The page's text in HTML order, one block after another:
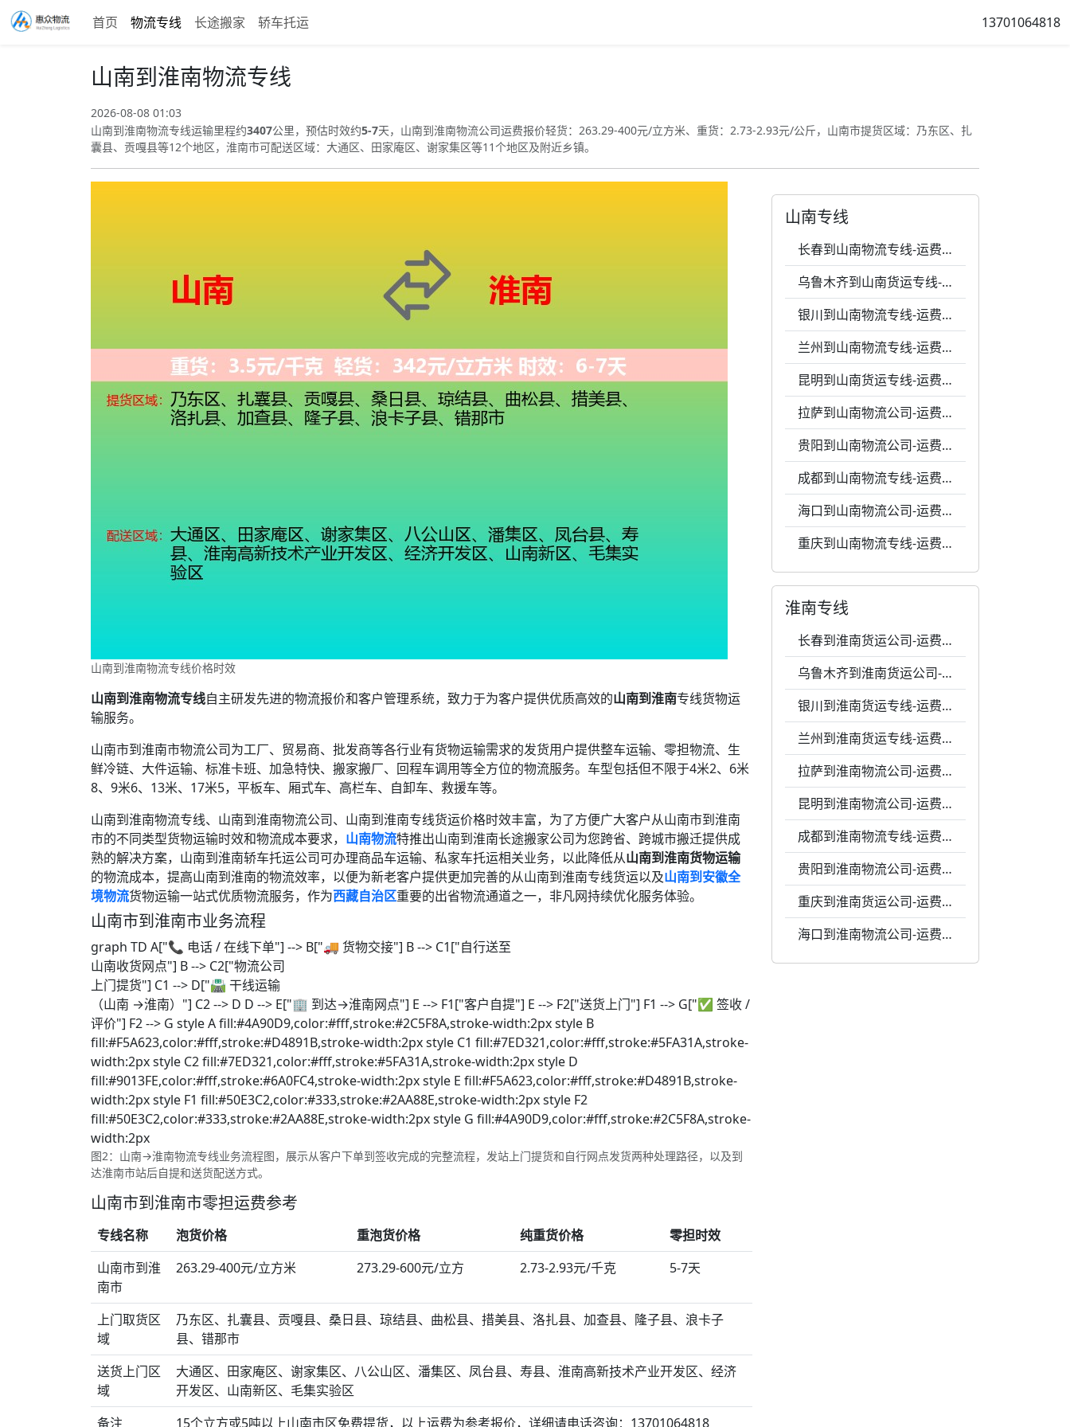
首页 物流专线 长途搬家 轿车托运 13701064818
山南到淮南物流专线
2026-08-08 01:03
山南到淮南物流专线运输里程约3407公里，预估时效约5-7天，山南到淮南物流公司运费报价轻货：263.29-400元/立方米、重货：2.73-2.93元/公斤，山南市提货区域：乃东区、扎
囊县、贡嘎县等12个地区，淮南市可配送区域：大通区、田家庵区、谢家集区等11个地区及附近乡镇。
山南到淮南物流专线价格时效
山南到淮南物流专线自主研发先进的物流报价和客户管理系统，致力于为客户提供优质高效的山南到淮南专线货物运
输服务。
山南市到淮南市物流公司为工厂、贸易商、批发商等各行业有货物运输需求的发货用户提供整车运输、零担物流、生
鲜冷链、大件运输、标准卡班、加急特快、搬家搬厂、回程车调用等全方位的物流服务。车型包括但不限于4米2、6米
8、9米6、13米、17米5，平板车、厢式车、高栏车、自卸车、救援车等。
山南到淮南物流专线、山南到淮南物流公司、山南到淮南专线货运价格时效丰富，为了方便广大客户从山南市到淮南
市的不同类型货物运输时效和物流成本要求， 山南物流特推出山南到淮南长途搬家公司为您跨省、跨城市搬迁提供成
熟的解决方案，山南到淮南轿车托运公司可办理商品车运输、私家车托运相关业务，以此降低从山南到淮南货物运输
的物流成本，提高山南到淮南的物流效率，以便为新老客户提供更加完善的从山南到淮南专线货运以及山南到安徽全
境物流货物运输一站式优质物流服务，作为西藏自治区重要的出省物流通道之一，非凡网持续优化服务体验。
山南市到淮南市业务流程
graph TD A["📞 电话 / 在线下单"] --> B["🚚 货物交接"] B --> C1["自行送至
山南收货网点"] B --> C2["物流公司
上门提货"] C1 --> D["🛣️ 干线运输
（山南 →淮南）"] C2 --> D D --> E["🏢 到达→淮南网点"] E --> F1["客户自提"] E --> F2["送货上门"] F1 --> G["✅ 签收 /
评价"] F2 --> G style A fill:#4A90D9,color:#fff,stroke:#2C5F8A,stroke-width:2px style B
fill:#F5A623,color:#fff,stroke:#D4891B,stroke-width:2px style C1 fill:#7ED321,color:#fff,stroke:#5FA31A,stroke-
width:2px style C2 fill:#7ED321,color:#fff,stroke:#5FA31A,stroke-width:2px style D
fill:#9013FE,color:#fff,stroke:#6A0FC4,stroke-width:2px style E fill:#F5A623,color:#fff,stroke:#D4891B,stroke-
width:2px style F1 fill:#50E3C2,color:#333,stroke:#2AA88E,stroke-width:2px style F2
fill:#50E3C2,color:#333,stroke:#2AA88E,stroke-width:2px style G fill:#4A90D9,color:#fff,stroke:#2C5F8A,stroke-
width:2px
图2：山南→淮南物流专线业务流程图，展示从客户下单到签收完成的完整流程，发站上门提货和自行网点发货两种处理路径，以及到
达淮南市站后自提和送货配送方式。
山南市到淮南市零担运费参考
专线名称 泡货价格 重泡货价格 纯重货价格
零担时效
山南市到淮
南市
263.29-400元/立方米 273.29-600元/立方 2.73-2.93元/千克 5-7天
上门取货区
域
乃东区、扎囊县、贡嘎县、桑日县、琼结县、曲松县、措美县、洛扎县、加查县、隆子县、浪卡子
县、错那市
送货上门区
域
大通区、田家庵区、谢家集区、八公山区、潘集区、凤台县、寿县、淮南高新技术产业开发区、经济
开发区、山南新区、毛集实验区
备注
15个立方或5吨以上山南市区免费提货，以上运费为参考报价，详细请电话咨询：13701064818
山南专线
长春到山南物流专线-运费0.77元一公斤-24小时服务
乌鲁木齐到山南货运专线-运费0.53元每公斤-灵活调度
银川到山南物流专线-运费0.54元1公斤-专业包装
兰州到山南物流专线-运费0.49元1公斤-24小时服务
昆明到山南货运专线-运费0.47元每千克-24小时服务
拉萨到山南物流公司-运费0.31元每公斤-破损包赔
贵阳到山南物流公司-运费0.51元1公斤-全程跟踪
成都到山南物流专线-运费0.47元一公斤-专业包装
海口到山南物流公司-运费0.6元一公斤-全程跟踪
重庆到山南物流专线-运费0.5元1千克-24小时服务
淮南专线
长春到淮南货运公司-运费0.5元一千克-天天发车
乌鲁木齐到淮南货运公司-运费0.7元每千克-价格透明
银川到淮南货运专线-运费0.46元一千克-高效响应
兰州到淮南货运专线-运费0.48元每千克-专业包装
拉萨到淮南物流公司-运费0.65元1千克-灵活调度
昆明到淮南物流公司-运费0.53元一公斤-价格透明
成都到淮南物流专线-运费0.47元每千克-高效响应
贵阳到淮南物流公司-运费0.47元每公斤-24小时服务
重庆到淮南货运公司-运费0.45元一千克-24小时服务
海口到淮南物流公司-运费0.52元每公斤-专业包装